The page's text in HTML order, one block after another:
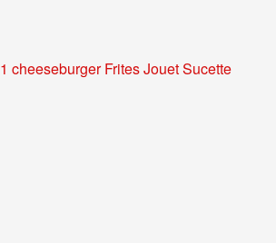
1 cheeseburger Frites Jouet Sucette